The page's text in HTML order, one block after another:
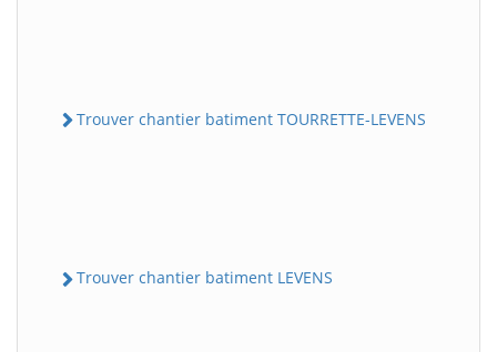
Trouver chantier batiment TOURRETTE-LEVENS
Trouver chantier batiment LEVENS